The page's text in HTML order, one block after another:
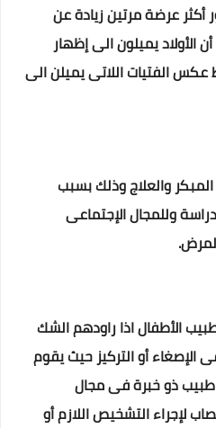
أكثر عرضة مرتين زيادة عن
الأولاد يميلون الى إظهار
عكس الفتيات اللاتى يميلن الى
والعلاج وذلك بسبب
وللمجال الإجتماعى
الأطفال اذا راودهم الشك
أو التركيز حيث يقوم
طبيب ذو خبرة فى مجال
لإجراء التشخيص اللازم أو